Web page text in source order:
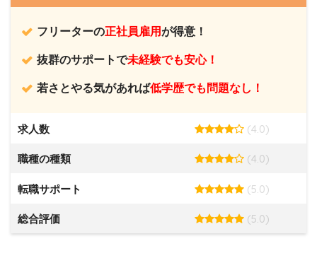
フリーターの正社員雇用が得意！
抜群のサポートで未経験でも安心！
若さとやる気があれば低学歴でも問題なし！
求人数 (4.0)
職種の種類 (4.0)
転職サポート (5.0)
総合評価 (5.0)